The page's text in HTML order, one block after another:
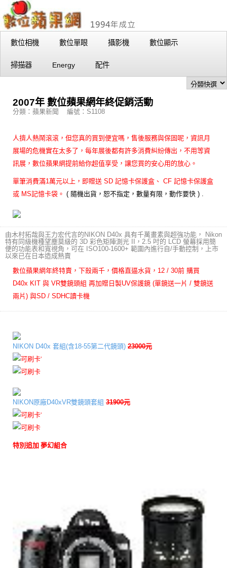
數位相機 數位單眼 攝影機 數位顯示
掃描器 Energy 配件
2007年 數位蘋果網年終促銷活動
分類：蘋果新聞 編號：S1108
人擠人熱鬧滾滾，但您真的買到便宜嗎，售後服務與保固呢，資訊月
展場的危機實在太多了，每年展後都有許多消費糾紛傳出，不用等資
訊展，數位蘋果網提前給你超值享受，讓您買的安心用的放心。
單筆消費滿1萬元以上，即贈送 SD 記憶卡保護盒、 CF 記憶卡保護盒
或 MS記憶卡袋。 ( 隨機出貨，恕不指定，數量有限，動作要快 ) .
由木村拓哉與王力宏代言的NIKON D40x 具有千萬畫素與超強功能， Nikon
特有同級機種望塵莫級的 3D 彩色矩陣測光 II，2.5 吋的 LCD 螢幕採用簡
便的功能表和寬視角，可在 ISO100-1600+ 範圍內進行自/手動控制，上市
以來已在日本造成熱賣
數位蘋果網年終特賣，下殺兩千，價格直逼水貨，12 / 30前 購買
D40x KIT 與 VR雙鏡頭組 再加贈日製UV保護鏡 (單鏡送一片 / 雙鏡送
兩片) 與SD / SDHC讀卡機
NIKON D40x 套組(含18-55第二代鏡頭) 23000元
NIKON原廠D40xVR雙鏡頭套組 31900元
特別追加 夢幻組合